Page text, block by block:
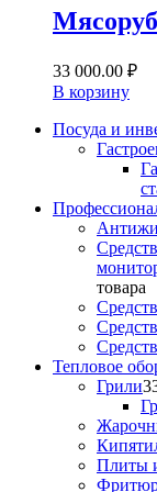
33 000.00 ₽
В корзину
Посуда и
товара
Тепловое
Грили3
Плиты